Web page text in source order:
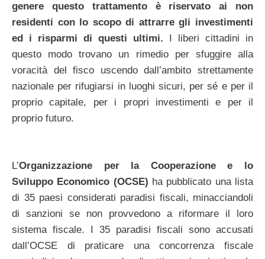
genere questo trattamento è riservato ai non
residenti con lo scopo di attrarre gli investimenti
ed i risparmi di questi ultimi. I liberi cittadini in
questo modo trovano un rimedio per sfuggire alla
voracità del fisco uscendo dall’ambito strettamente
nazionale per rifugiarsi in luoghi sicuri, per sé e per il
proprio capitale, per i propri investimenti e per il
proprio futuro.
L’Organizzazione per la Cooperazione e lo
Sviluppo Economico (OCSE) ha pubblicato una lista
di 35 paesi considerati paradisi fiscali, minacciandoli
di sanzioni se non provvedono a riformare il loro
sistema fiscale. I 35 paradisi fiscali sono accusati
dall’OCSE di praticare una concorrenza fiscale